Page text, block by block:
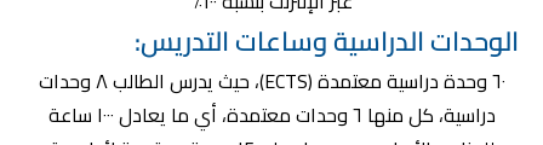
الوحدات الدراسية وساعات التدريس:
٦٠ وحدة دراسية معتمدة (ECTS)، حيث يدرس الطالب ٨ وحدات
دراسية، كل منها ٦ وحدات معتمدة، أي ما يعادل ١٠٠٠ ساعة